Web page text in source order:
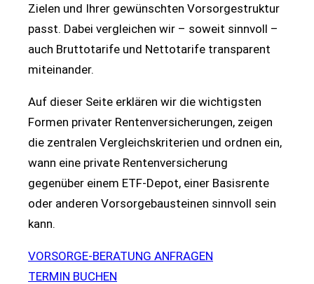
Zielen und Ihrer gewünschten Vorsorgestruktur
passt. Dabei vergleichen wir – soweit sinnvoll –
auch Bruttotarife und Nettotarife transparent
miteinander.
Auf dieser Seite erklären wir die wichtigsten
Formen privater Rentenversicherungen, zeigen
die zentralen Vergleichskriterien und ordnen ein,
wann eine private Rentenversicherung
gegenüber einem ETF-Depot, einer Basisrente
oder anderen Vorsorgebausteinen sinnvoll sein
kann.
VORSORGE-BERATUNG ANFRAGEN
TERMIN BUCHEN